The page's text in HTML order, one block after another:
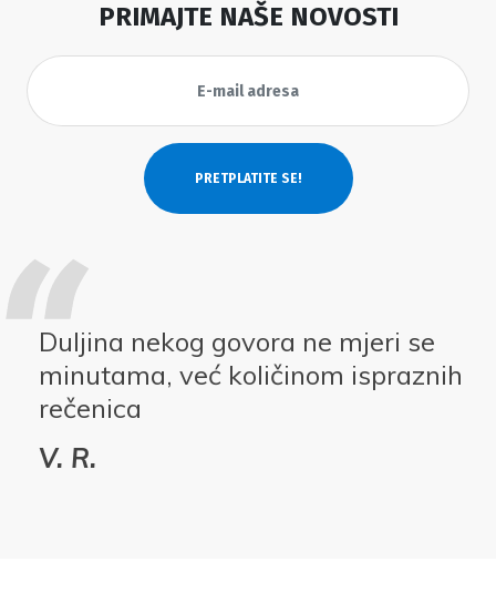
PRIMAJTE NAŠE NOVOSTI
Duljina nekog govora ne mjeri se
minutama, već količinom ispraznih
rečenica
V. R.